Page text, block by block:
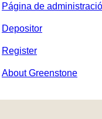
Página de
Depositor
Register
About Greenstone